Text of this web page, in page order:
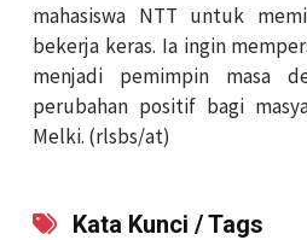
mahasiswa NTT untuk
bekerja keras. Ia ingin
menjadi pemimpin masa
perubahan positif bagi
Melki. (rlsbs/at)
Kata Kunci / Tags